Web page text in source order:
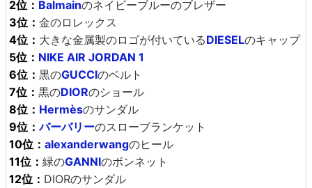
2位： Balmainのネイビーブルーのブレザー
3位： 金のロレックス
4位： 大きな金属製のロゴが付いているDIESELのキャップ
5位： NIKE AIR JORDAN 1
6位： 黒のGUCCIのベルト
7位： 黒のDIORのショール
8位： Hermèsのサンダル
9位：バーバリーのスローブランケット
10位： alexanderwangのヒール
11位： 緑のGANNIのボンネット
12位： DIORのサンダル